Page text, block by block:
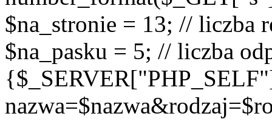
$na_stronie = 13; // liczba
$na_pasku = 5; // liczba